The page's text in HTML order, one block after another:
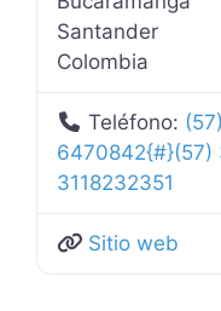
Santander
Colombia
Teléfono:
6470842{#}(57)
3118232351
Sitio web